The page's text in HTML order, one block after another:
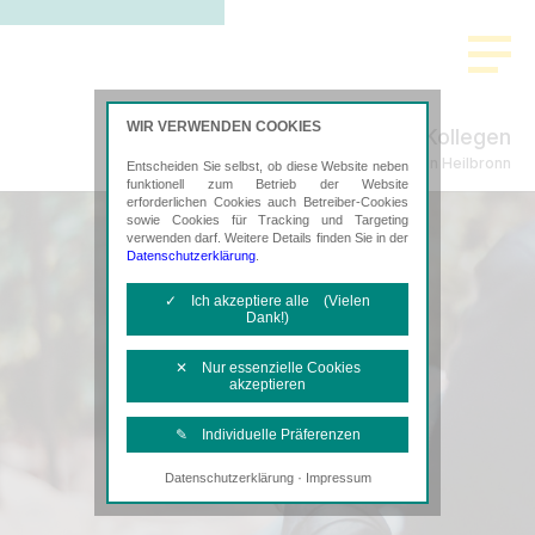
Ritter-Köhnlein & Kollegen
Steuerberatung in Heilbronn
WIR VERWENDEN COOKIES
Entscheiden Sie selbst, ob diese Website neben
funktionell zum Betrieb der Website
erforderlichen Cookies auch Betreiber-Cookies
sowie Cookies für Tracking und Targeting
verwenden darf. Weitere Details finden Sie in der
Datenschutzerklärung
✓ Ich akzeptiere alle (Vielen
Dank!)
✕ Nur essenzielle Cookies
akzeptieren
✎ Individuelle Präferenzen
Notwendige Cookies
Diese Cookies sind erforderlich, um die
Datenschutzerklärung· Impressum